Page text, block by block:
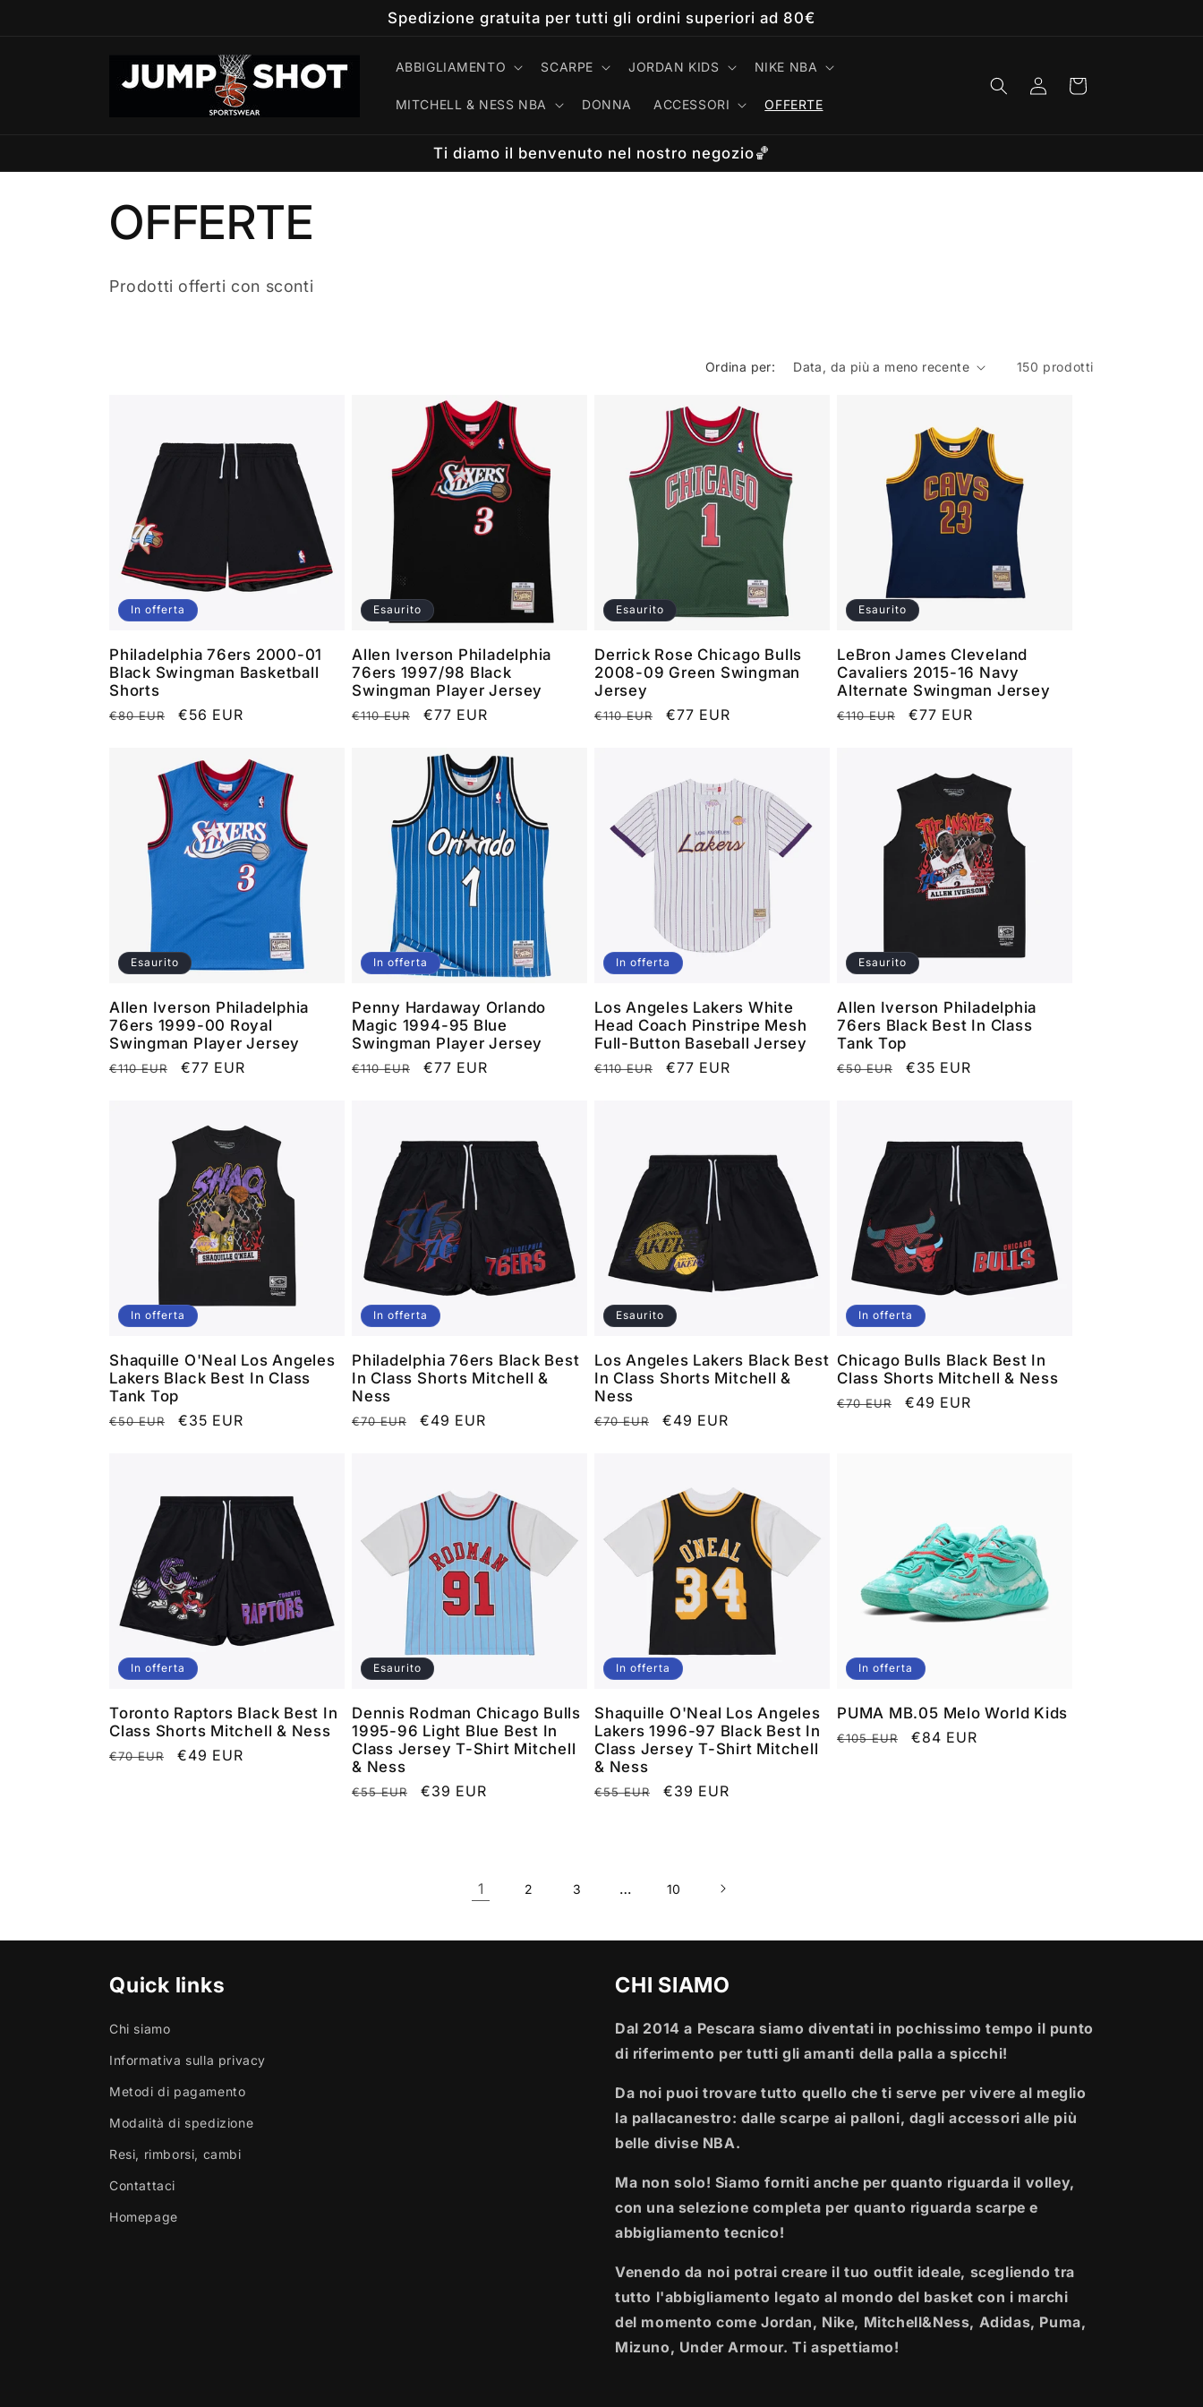
Spedizione gratuita per tutti gli ordini superiori ad 80€
ABBIGLIAMENTO SCARPE JORDAN KIDS NIKE NBA
MITCHELL & NESS NBA DONNA ACCESSORI OFFERTE
Accedi Carrello
Ti diamo il benvenuto nel nostro negozio🏀
C
o
o
n
e
OFFERTE
Prodotti offerti con sconti
Ordina per: 150 prodotti
In offerta
Philadelphia 76ers 2000-01
Black Swingman Basketball
Shorts
Prezzo
€80 EUR
Prezzo
€56 EUR
Esaurito
Allen Iverson Philadelphia
76ers 1997/98 Black
Swingman Player Jersey
Prezzo
€110 EUR
Prezzo
€77 EUR
Esaurito
Derrick Rose Chicago Bulls
2008-09 Green Swingman
Jersey
Prezzo
€110 EUR
Prezzo
€77 EUR
Esaurito
LeBron James Cleveland
Cavaliers 2015-16 Navy
Alternate Swingman Jersey
Prezzo
€110 EUR
Prezzo
€77 EUR
Esaurito
Allen Iverson Philadelphia
76ers 1999-00 Royal
Swingman Player Jersey
Prezzo
€110 EUR
Prezzo
€77 EUR
In offerta
Penny Hardaway Orlando
Magic 1994-95 Blue
Swingman Player Jersey
Prezzo
€110 EUR
Prezzo
€77 EUR
In offerta
Los Angeles Lakers White
Head Coach Pinstripe Mesh
Full-Button Baseball Jersey
Prezzo
€110 EUR
Prezzo
€77 EUR
Esaurito
Allen Iverson Philadelphia
76ers Black Best In Class
Tank Top
Prezzo
€50 EUR
Prezzo
€35 EUR
In offerta
Shaquille O'Neal Los Angeles
Lakers Black Best In Class
Tank Top
Prezzo
€50 EUR
Prezzo
€35 EUR
In offerta
Philadelphia 76ers Black Best
In Class Shorts Mitchell &
Ness
Prezzo
€70 EUR
Prezzo
€49 EUR
Esaurito
Los Angeles Lakers Black Best
In Class Shorts Mitchell &
Ness
Prezzo
€70 EUR
Prezzo
€49 EUR
In offerta
Chicago Bulls Black Best In
Class Shorts Mitchell & Ness
Prezzo
€70 EUR
Prezzo
€49 EUR
In offerta
Toronto Raptors Black Best In
Class Shorts Mitchell & Ness
Prezzo
€70 EUR
Prezzo
€49 EUR
Esaurito
Dennis Rodman Chicago Bulls
1995-96 Light Blue Best In
Class Jersey T-Shirt Mitchell
& Ness
Prezzo
€55 EUR
Prezzo
€39 EUR
In offerta
Shaquille O'Neal Los Angeles
Lakers 1996-97 Black Best In
Class Jersey T-Shirt Mitchell
& Ness
Prezzo
€55 EUR
Prezzo
€39 EUR
In offerta
PUMA MB.05 Melo World Kids
Prezzo
€105 EUR
Prezzo
€84 EUR
1 2 3 … 10
Quick links
Chi siamo
Informativa sulla privacy
Metodi di pagamento
Modalità di spedizione
Resi, rimborsi, cambi
Contattaci
Homepage
CHI SIAMO
Dal 2014 a Pescara siamo diventati in pochissimo tempo il punto
di riferimento per tutti gli amanti della palla a spicchi!
Da noi puoi trovare tutto quello che ti serve per vivere al meglio
la pallacanestro: dalle scarpe ai palloni, dagli accessori alle più
belle divise NBA.
Ma non solo! Siamo forniti anche per quanto riguarda il volley,
con una selezione completa per quanto riguarda scarpe e
abbigliamento tecnico!
Venendo da noi potrai creare il tuo outfit ideale, scegliendo tra
tutto l'abbigliamento legato al mondo del basket con i marchi
del momento come Jordan, Nike, Mitchell&Ness, Adidas, Puma,
Mizuno, Under Armour. Ti aspettiamo!